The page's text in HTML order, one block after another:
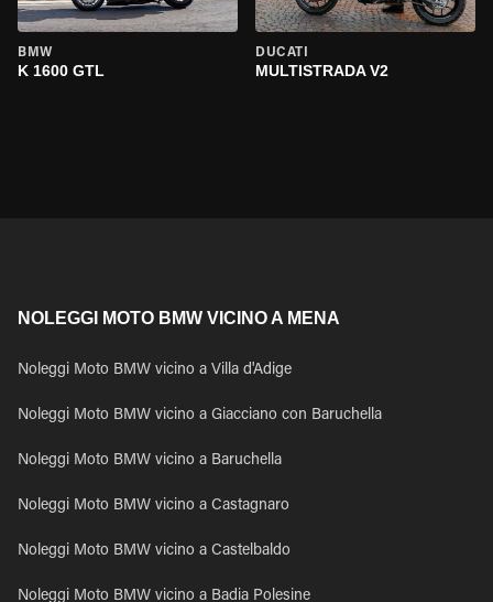
BMW
K 1600 GTL
DUCATI
MULTISTRADA V2
NOLEGGI MOTO BMW VICINO A MENA
Noleggi Moto BMW vicino a Villa d'Adige
Noleggi Moto BMW vicino a Giacciano con Baruchella
Noleggi Moto BMW vicino a Baruchella
Noleggi Moto BMW vicino a Castagnaro
Noleggi Moto BMW vicino a Castelbaldo
Noleggi Moto BMW vicino a Badia Polesine